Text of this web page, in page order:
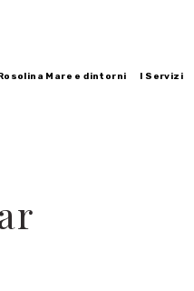
Mare e dintorni I Servizi